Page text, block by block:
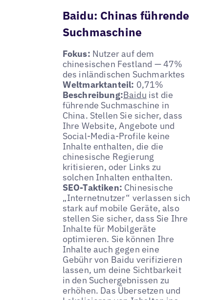
Baidu: Chinas führende
Suchmaschine
Fokus: Nutzer auf dem
chinesischen Festland — 47%
des inländischen Suchmarktes
Weltmarktanteil: 0,71%
Beschreibung:Baidu ist die
führende Suchmaschine in
China. Stellen Sie sicher, dass
Ihre Website, Angebote und
Social-Media-Profile keine
Inhalte enthalten, die die
chinesische Regierung
kritisieren, oder Links zu
solchen Inhalten enthalten.
SEO-Taktiken: Chinesische
„Internetnutzer“ verlassen sich
stark auf mobile Geräte, also
stellen Sie sicher, dass Sie Ihre
Inhalte für Mobilgeräte
optimieren. Sie können Ihre
Inhalte auch gegen eine
Gebühr von Baidu verifizieren
lassen, um deine Sichtbarkeit
in den Suchergebnissen zu
erhöhen. Das Übersetzen und